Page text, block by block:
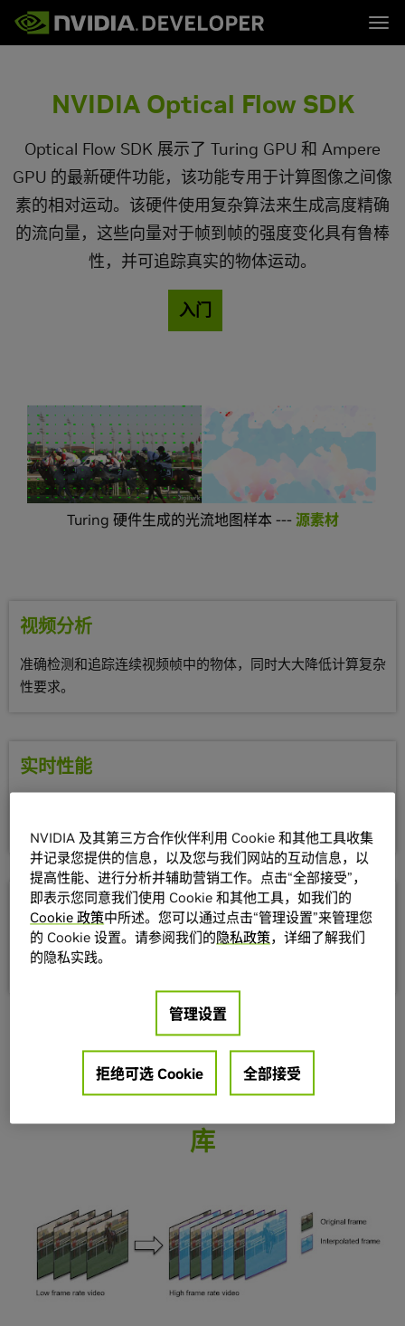
论坛 (英文)
下载
培训
立即加入NVIDIA Optical Flow SDK
Optical Flow SDK 展示了 Turing GPU 和 Ampere
GPU 的最新硬件功能，该功能专用于计算图像之间像
素的相对运动。该硬件使用复杂算法来生成高度精确
的流向量，这些向量对于帧到帧的强度变化具有鲁棒
性，并可追踪真实的物体运动。
入门
Turing 硬件生成的光流地图样本 --- 源素材
视频分析
准确检测和追踪连续视频帧中的物体，同时大大降低计算复杂
性要求。
实时性能
GPU 加速
已针对 Turing、Ampere 和未来代次的 NVIDIA GPU 架构进
行优化。高速计算准确流向量，对 CPU 或 GPU 影响甚少。
库
NVIDIA 及其第三方合作伙伴利用 Cookie 和其他工具收集
并记录您提供的信息，以及您与我们网站的互动信息，以
提高性能、进行分析并辅助营销工作。点击“全部接受”，
即表示您同意我们使用 Cookie 和其他工具，如我们的
Cookie 政策中所述。您可以通过点击“管理设置”来管理您
的 Cookie 设置。请参阅我们的隐私政策，详细了解我们
的隐私实践。
管理设置
拒绝可选 Cookie 全部接受